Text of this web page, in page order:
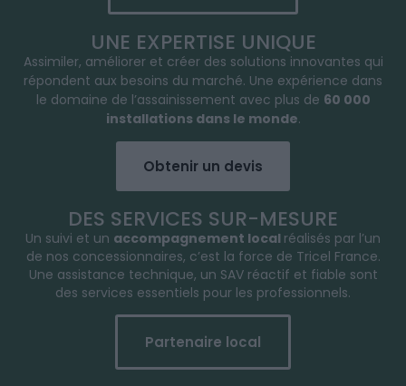
UNE EXPERTISE UNIQUE
Assimiler, améliorer et créer des solutions innovantes qui
répondent aux besoins du marché. Une expérience dans
le domaine de l’assainissement avec plus de 60 000
installations dans le monde.
Obtenir un devis
DES SERVICES SUR-MESURE
Un suivi et un accompagnement local réalisés par l’un
de nos concessionnaires, c’est la force de Tricel France.
Une assistance technique, un SAV réactif et fiable sont
des services essentiels pour les professionnels.
Partenaire local